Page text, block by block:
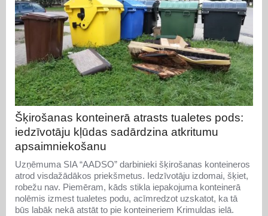
Šķirošanas konteinerā atrasts tualetes pods:
iedzīvotāju kļūdas sadārdzina atkritumu
apsaimniekošanu
Uzņēmuma SIA “AADSO” darbinieki šķirošanas konteineros
atrod visdažādākos priekšmetus. Iedzīvotāju izdomai, šķiet,
robežu nav. Piemēram, kāds stikla iepakojuma konteinerā
nolēmis izmest tualetes podu, acīmredzot uzskatot, ka tā
būs labāk nekā atstāt to pie konteineriem Krimuldas ielā.